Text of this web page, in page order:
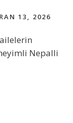
13, 2026
Nepalli